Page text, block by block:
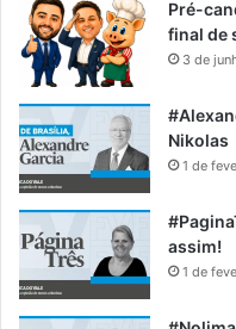
Pré-
final de
3 de
Nikolas
1 de
assim!
1 de